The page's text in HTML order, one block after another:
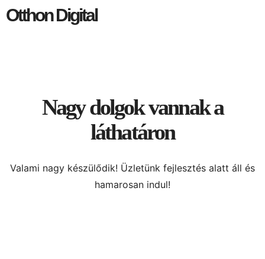
Otthon Digital
Nagy dolgok vannak a
láthatáron
Valami nagy készülődik! Üzletünk fejlesztés alatt áll és
hamarosan indul!